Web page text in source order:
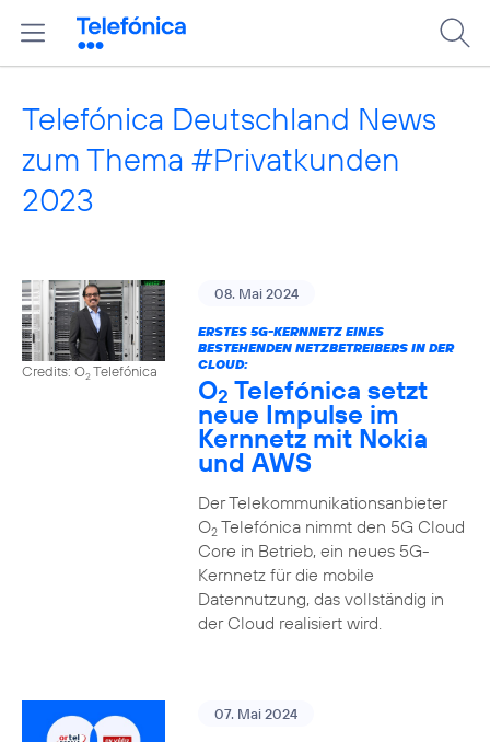
Telefónica Deutschland News
zum Thema #Privatkunden
2023
Credits: O2Telefónica
08. Mai 2024
ERSTES 5G-KERNNETZ EINES
BESTEHENDEN NETZBETREIBERS IN DER
CLOUD:
O2 Telefónica setzt
neue Impulse im
Kernnetz mit Nokia
und AWS
Der Telekommunikationsanbieter
O2Telefónica nimmt den 5G Cloud
Core in Betrieb, ein neues 5G-
Kernnetz für die mobile
Datennutzung, das vollständig in
der Cloud realisiert wird.
07. Mai 2024